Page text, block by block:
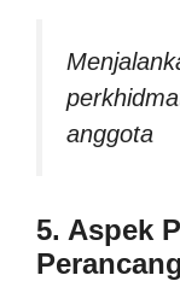
anggota
5. Aspek